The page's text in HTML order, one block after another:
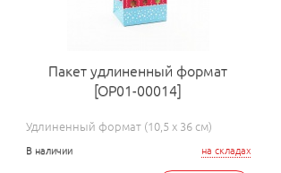
Пакет удлиненный формат
[ОР01-00014]
Удлиненный формат (10,5 x 36 см)
на складах
В наличии